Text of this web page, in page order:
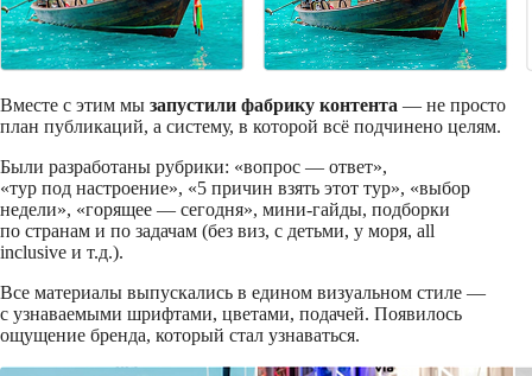
Вместе с этим мы запустили фабрику контента — не просто
план публикаций, а систему, в которой всё подчинено целям.
Были разработаны рубрики: «вопрос — ответ»,
«тур под настроение», «5 причин взять этот тур», «выбор
недели», «горящее — сегодня», мини-гайды, подборки
по странам и по задачам (без виз, с детьми, у моря, all
inclusive и т.д.).
Все материалы выпускались в едином визуальном стиле —
с узнаваемыми шрифтами, цветами, подачей. Появилось
ощущение бренда, который стал узнаваться.